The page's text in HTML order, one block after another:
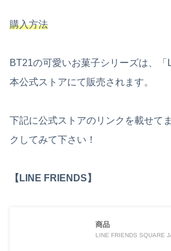
購入方法
BT21の可愛いお菓子シリーズは、「
本公式ストアにて販売されます。
下記に公式ストアのリンクを載せて
クしてみて下さい！
【LINE FRIENDS】
商品
LINE FRIENDS SQUARE